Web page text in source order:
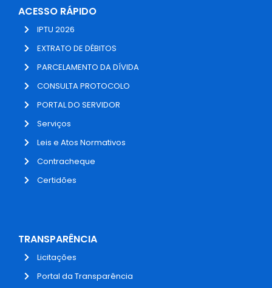
ACESSO RÁPIDO
IPTU 2026
EXTRATO DE DÉBITOS
PARCELAMENTO DA DÍVIDA
CONSULTA PROTOCOLO
PORTAL DO SERVIDOR
Serviços
Leis e Atos Normativos
Contracheque
Certidões
TRANSPARÊNCIA
Licitações
Portal da Transparência